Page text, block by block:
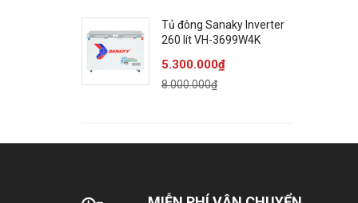
Tủ đông Sanaky Inverter
260 lít VH-3699W4K
5.300.000₫
8.000.000₫